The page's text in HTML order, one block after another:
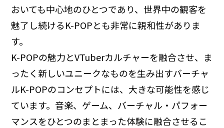
おいても中心地のひとつであり、世界中の観客を
魅了し続けるK-POPとも非常に親和性がありま
す。
K-POPの魅力とVTuberカルチャーを融合させ、ま
ったく新しいユニークなものを生み出すバーチャ
ルK-POPのコンセプトには、大きな可能性を感じ
ています。音楽、ゲーム、バーチャル・パフォー
マンスをひとつのまとまった体験に融合させるこ